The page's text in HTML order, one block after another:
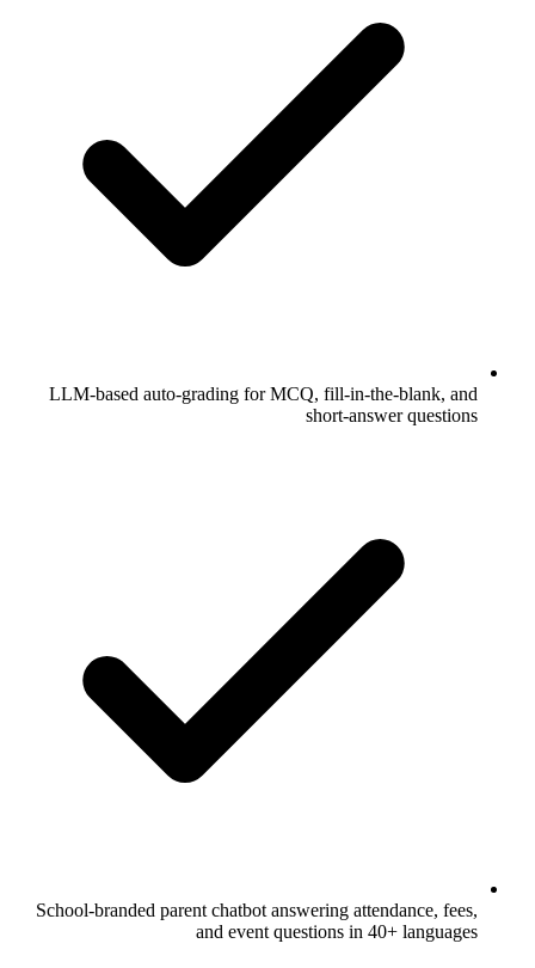
LLM-based auto-grading for MCQ, fill-in-the-blank, and
short-answer questions
School-branded parent chatbot answering attendance, fees,
and event questions in 40+ languages